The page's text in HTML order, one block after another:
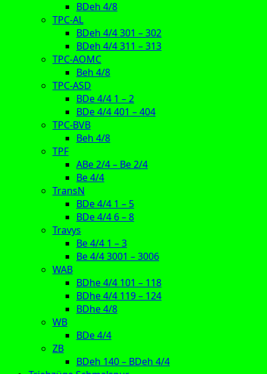
BDeh 4/8
TPC-AL
BDeh 4/4 301 – 302
BDeh 4/4 311 – 313
TPC-AOMC
Beh 4/8
TPC-ASD
BDe 4/4 1 – 2
BDe 4/4 401 – 404
TPC-BVB
Beh 4/8
TPF
ABe 2/4 – Be 2/4
Be 4/4
TransN
BDe 4/4 1 – 5
BDe 4/4 6 – 8
Travys
Be 4/4 1 – 3
Be 4/4 3001 – 3006
WAB
BDhe 4/4 101 – 118
BDhe 4/4 119 – 124
BDhe 4/8
WB
BDe 4/4
ZB
BDeh 140 – BDeh 4/4